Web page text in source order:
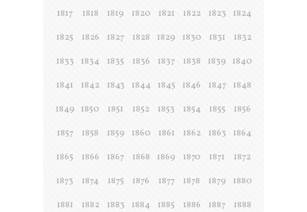
1817
1818 1819 1820 1821 1822 1823
1824
1825
1826 1827 1828 1829 1830 1831
1832
1833
1834 1835 1836 1837 1838 1839
1840
1841
1842 1843 1844 1845 1846 1847
1848
1849
1850 1851 1852 1853 1854 1855
1856
1857
1858 1859 1860 1861 1862 1863
1864
1865
1866 1867 1868 1869 1870 1871
1872
1873
1874 1875 1876 1877 1878 1879
1880
1881
1882 1883 1884 1885 1886 1887
1888